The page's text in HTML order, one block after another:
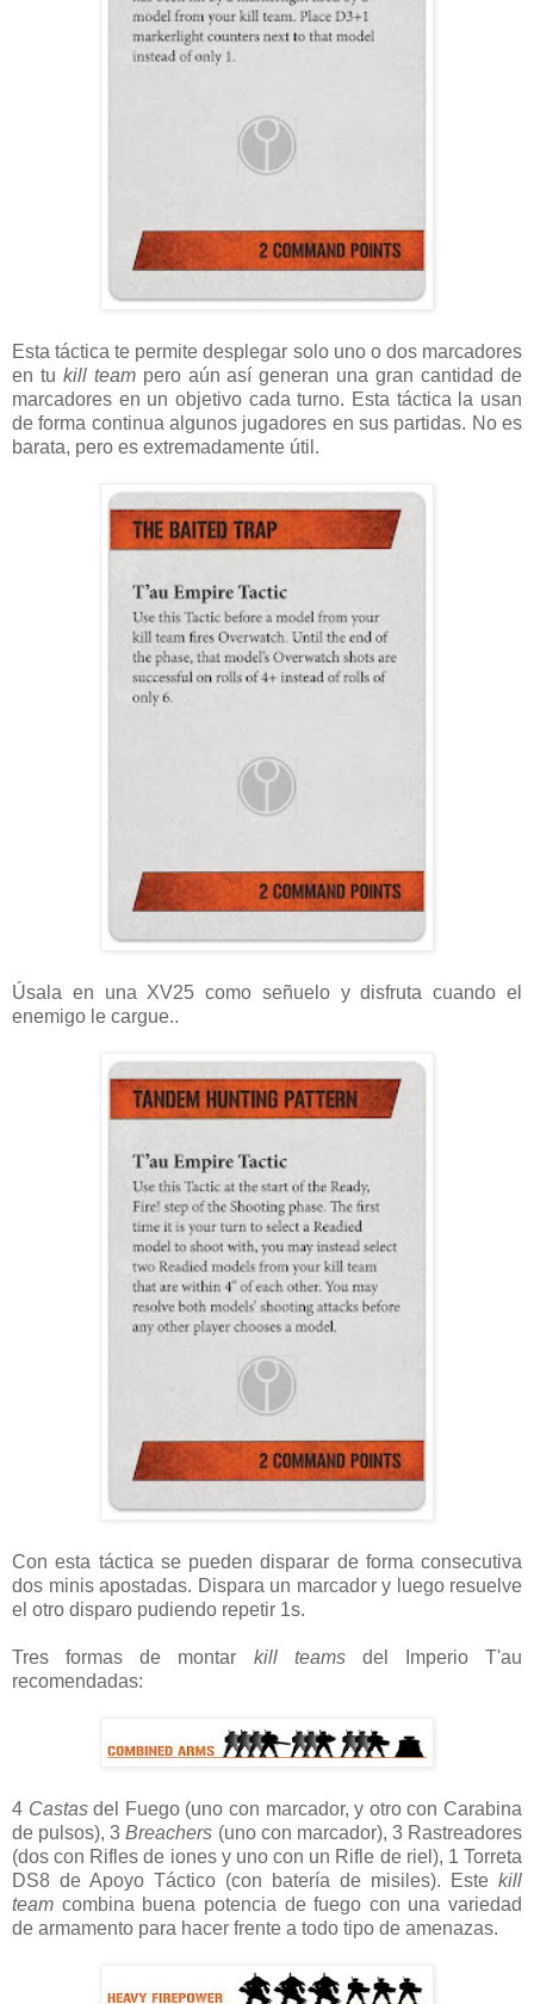
Esta táctica te permite desplegar solo uno o dos marcadores
en tu kill teampero aún así generan una gran cantidad de
marcadores en un objetivo cada turno. Esta táctica la usan
de forma continua algunos jugadores en sus partidas. No es
barata, pero es extremadamente útil.
Úsala en una XV25 como señuelo y disfruta cuando el
enemigo le cargue..
Con esta táctica se pueden disparar de forma consecutiva
dos minis apostadas. Dispara un marcador y luego resuelve
el otro disparo pudiendo repetir 1s.
Tres formas de montar kill teamsdel Imperio T'au
recomendadas:
4 Castasdel Fuego (uno con marcador, y otro con Carabina
de pulsos), 3Breachers (uno con marcador), 3 Rastreadores
(dos con Rifles de iones y uno con un Rifle de riel), 1 Torreta
DS8 de Apoyo Táctico (con batería de misiles). Este kill
team combina buena potencia de fuego con una variedad
de armamento para hacer frente a todo tipo de amenazas.